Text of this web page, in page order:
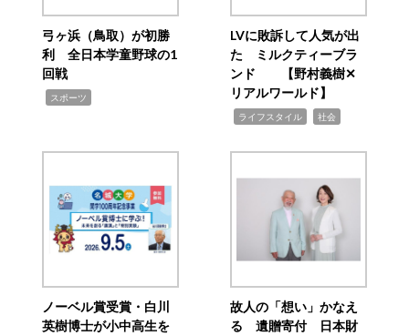
弓ヶ浜（鳥取）が初勝
利 全日本学童野球の1
回戦
スポーツ
LVに敗訴して人気が出
た ミルクティーブラ
ンド 【野村義樹✕
リアルワールド】
ライフスタイル 社会
ノーベル賞受賞・白川
英樹博士が小中高生を
故人の「想い」かなえ
る 遺贈寄付 日本財